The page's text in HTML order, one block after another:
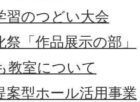
習のつどい大会
「作品展示の部」
教室について
案型ホール活用事業